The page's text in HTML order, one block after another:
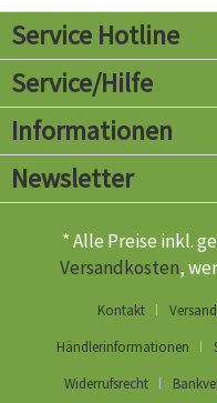
Service Hotline
Service/Hilfe
Informationen
Newsletter
* Alle Preise inkl.
Versandkosten,
Kontakt
Händlerinformationen
Widerrufsrecht